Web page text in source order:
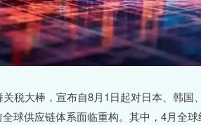
大棒，宣布自8月1日起对日本、韩国
球供应链体系面临重构。其中，4月全